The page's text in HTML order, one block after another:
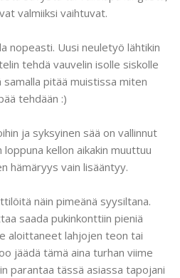
valmiiksi vaihtuvat.
nopeasti. Uusi neuletyö lähtikin
tehdä vauvelin isolle siskolle
samalla pitää muistissa miten
tehdään :)
ja syksyinen sää on vallinnut
loppuna kellon aikakin muuttuu
hämäryys vain lisääntyy.
näin pimeänä syysiltana.
saada pukinkonttiin pieniä
aloittaneet lahjojen teon tai
jäädä tämä aina turhan viime
parantaa tässä asiassa tapojani